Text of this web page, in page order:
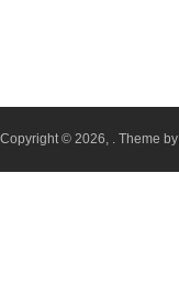
Copyright © 2026, . Theme by